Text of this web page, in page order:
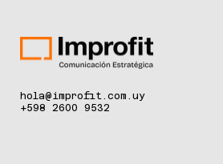
hola@improfit.com.uy
+598 2600 9532